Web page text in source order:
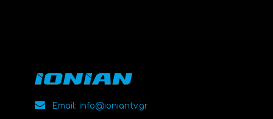
Email: info@ioniantv.gr